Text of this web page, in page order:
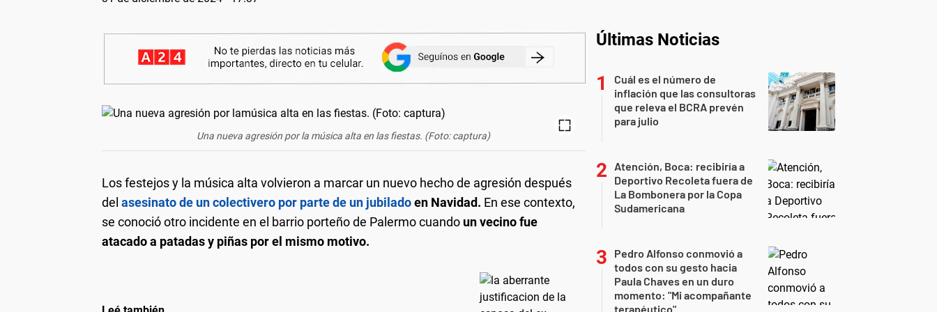
Una nueva agresión por la música alta en las fiestas. (Foto: captura)
Los festejos y la música alta volvieron a marcar un nuevo hecho de agresión después
del asesinato de un colectivero por parte de un jubiladoen Navidad. En ese contexto,
se conoció otro incidente en el barrio porteño de Palermo cuando un vecino fue
atacado a patadas y piñas por el mismo motivo.
Últimas Noticias
Cuál es el número de
inflación que las consultoras
que releva el BCRA prevén
para julio
Atención, Boca: recibiría a
Deportivo Recoleta fuera de
La Bombonera por la Copa
Sudamericana
Pedro Alfonso conmovió a
todos con su gesto hacia
Paula Chaves en un duro
momento: "Mi acompañante
terapéutico"